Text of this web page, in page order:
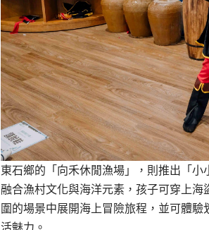
東石鄉的「向禾休閒漁場」，則推出「
融合漁村文化與海洋元素，孩子可穿上
圍的場景中展開海上冒險旅程，並可體